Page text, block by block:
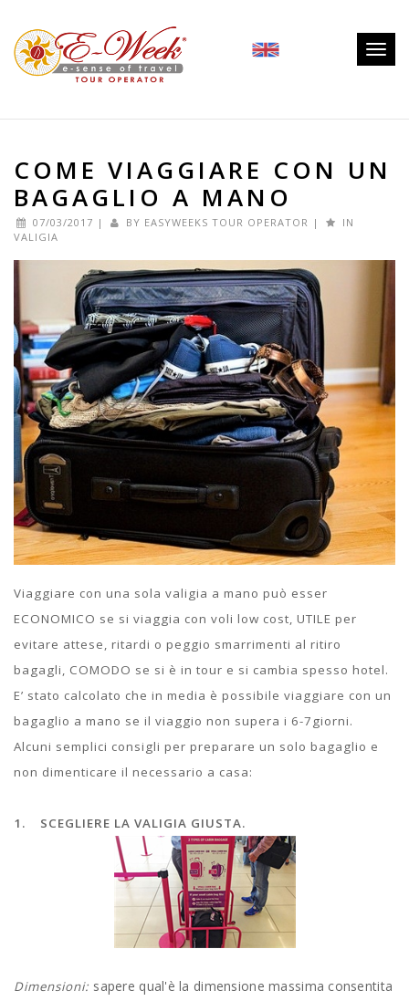
COME VIAGGIARE CON UN
BAGAGLIO A MANO
07/03/2017 | BY EASYWEEKS TOUR OPERATOR |
IN
VALIGIA
Viaggiare con una sola valigia a mano può esser
ECONOMICO se si viaggia con voli low cost, UTILE per
evitare attese, ritardi o peggio smarrimenti al ritiro
bagagli, COMODO se si è in tour e si cambia spesso hotel.
E’ stato calcolato che in media è possibile viaggiare con un
bagaglio a mano se il viaggio non supera i 6-7giorni.
Alcuni semplici consigli per preparare un solo bagaglio e
non dimenticare il necessario a casa:
1. SCEGLIERE LA VALIGIA GIUSTA.
Dimensioni: sapere qual'è la dimensione massima consentita